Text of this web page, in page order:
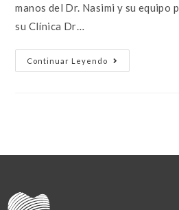
manos del Dr. Nasimi y su
su Clínica Dr…
Continuar Leyendo